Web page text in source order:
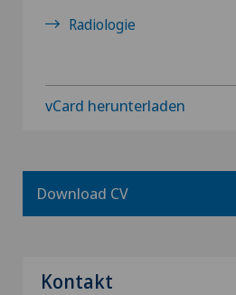
Radiologie
vCard herunterladen
Download CV
Kontakt